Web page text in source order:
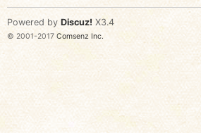
Powered by Discuz! X3.4
© 2001-2017 Comsenz Inc.